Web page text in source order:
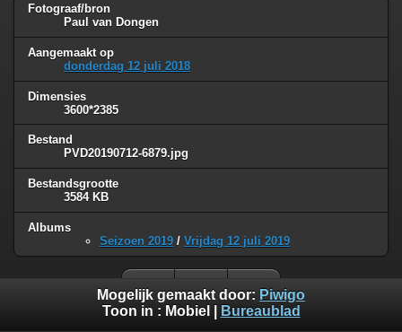
Fotograaf/bron
Paul van Dongen
Aangemaakt op
donderdag 12 juli 2018
Dimensies
3600*2385
Bestand
PVD20190712-6879.jpg
Bestandsgrootte
3584 KB
Albums
Seizoen 2019 / Vrijdag 12 juli 2019
Mogelijk gemaakt door: Piwigo
Toon in : Mobiel Bureaublad